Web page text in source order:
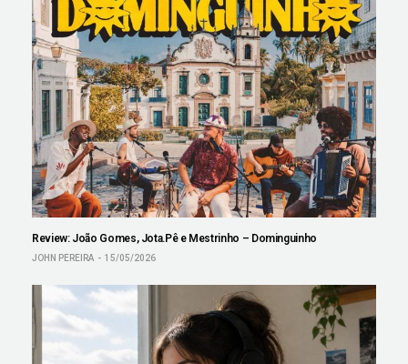
Review: João Gomes, Jota.Pê e Mestrinho – Dominguinho
JOHN PEREIRA 15/05/2026